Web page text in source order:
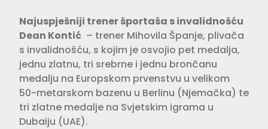
Najuspješniji trener športaša s invalidnošću
Dean Kontić – trener Mihovila Španje, plivača
s invalidnošću, s kojim je osvojio pet medalja,
jednu zlatnu, tri srebrne i jednu brončanu
medalju na Europskom prvenstvu u velikom
50-metarskom bazenu u Berlinu (Njemačka) te
tri zlatne medalje na Svjetskim igrama u
Dubaiju (UAE).